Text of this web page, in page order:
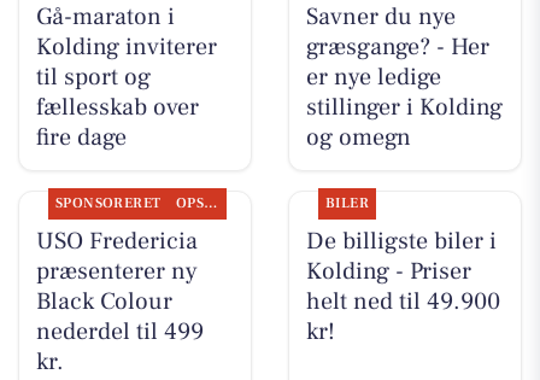
Gå-maraton i
Kolding inviterer
til sport og
fællesskab over
fire dage
Savner du nye
græsgange? - Her
er nye ledige
stillinger i Kolding
og omegn
SPONSORERET OPSLAGSTAVLEN
USO Fredericia
præsenterer ny
Black Colour
nederdel til 499
kr.
BILER
De billigste biler i
Kolding - Priser
helt ned til 49.900
kr!